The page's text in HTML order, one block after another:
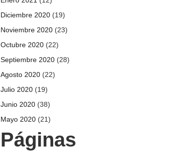
Diciembre 2020 (19)
Noviembre 2020 (23)
Octubre 2020 (22)
Septiembre 2020 (28)
Agosto 2020 (22)
Julio 2020 (19)
Junio 2020 (38)
Mayo 2020 (21)
Páginas